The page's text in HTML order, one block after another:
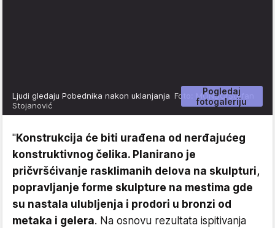
Pogledaj
fotogaleriju
Ljudi gledaju Pobednika nakon uklanjanja Foto: MONDO/Stefan
Stojanović
"Konstrukcija će biti urađena od nerđajućeg
konstruktivnog čelika. Planirano je
pričvršćivanje rasklimanih delova na skulpturi,
popravljanje forme skulpture na mestima gde
su nastala ulubljenja i prodori u bronzi od
metaka i gelera. Na osnovu rezultata ispitivanja